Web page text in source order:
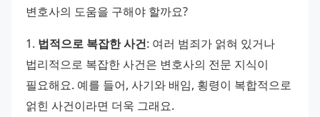
변호사의 도움을 구해야 할까요?
1. 법적으로 복잡한 사건: 여러 범죄가 얽혀 있거나
법리적으로 복잡한 사건은 변호사의 전문 지식이
필요해요. 예를 들어, 사기와 배임, 횡령이 복합적으로
얽힌 사건이라면 더욱 그래요.